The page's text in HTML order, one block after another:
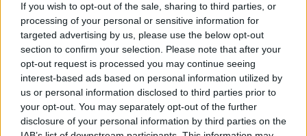
If you wish to opt-out of the sale, sharing to third parties, or
processing of your personal or sensitive information for
targeted advertising by us, please use the below opt-out
section to confirm your selection. Please note that after your
opt-out request is processed you may continue seeing
interest-based ads based on personal information utilized by
us or personal information disclosed to third parties prior to
your opt-out. You may separately opt-out of the further
disclosure of your personal information by third parties on the
Aggius conquista la classifica delle mete più
amate dell’estate 2026